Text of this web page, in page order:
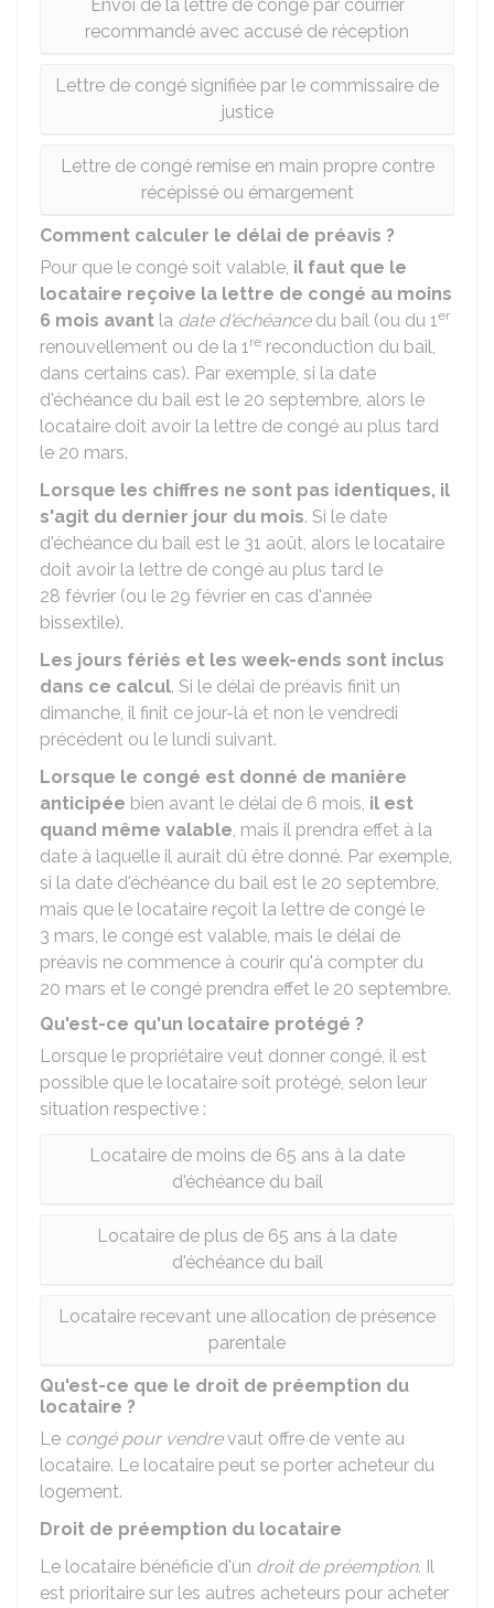
Envoi de la lettre de congé par courrier
recommandé avec accusé de réception
Lettre de congé signifiée par le commissaire de
justice
Lettre de congé remise en main propre contre
récépissé ou émargement
Comment calculer le délai de préavis ?
Pour que le congé soit valable, il faut que le
locataire reçoive la lettre de congé au moins
6 mois avant la date d'échéancedu bail (ou du 1er
renouvellement ou de la 1re reconduction du bail,
dans certains cas). Par exemple, si la date
d'échéance du bail est le 20 septembre, alors le
locataire doit avoir la lettre de congé au plus tard
le 20 mars.
Lorsque les chiffres ne sont pas identiques, il
s'agit du dernier jour du mois. Si le date
d'échéance du bail est le 31 août, alors le locataire
doit avoir la lettre de congé au plus tard le
28 février (ou le 29 février en cas d'année
bissextile).
Les jours fériés et les week-ends sont inclus
dans ce calcul. Si le délai de préavis finit un
dimanche, il finit ce jour-là et non le vendredi
précédent ou le lundi suivant.
Lorsque le congé est donné de manière
anticipée bien avant le délai de 6 mois, il est
quand même valable, mais il prendra effet à la
date à laquelle il aurait dû être donné. Par exemple,
si la date d'échéance du bail est le 20 septembre,
mais que le locataire reçoit la lettre de congé le
3 mars, le congé est valable, mais le délai de
préavis ne commence à courir qu'à compter du
20 mars et le congé prendra effet le 20 septembre.
Qu'est-ce qu'un locataire protégé ?
Lorsque le propriétaire veut donner congé, il est
possible que le locataire soit protégé, selon leur
situation respective :
Locataire de moins de 65 ans à la date
d'échéance du bail
Locataire de plus de 65 ans à la date
d'échéance du bail
Locataire recevant une allocation de présence
parentale
Qu'est-ce que le droit de préemption du
locataire ?
Le congé pour vendrevaut offre de vente au
locataire. Le locataire peut se porter acheteur du
logement.
Droit de préemption du locataire
Le locataire bénéficie d'un droit de préemption. Il
est prioritaire sur les autres acheteurs pour acheter